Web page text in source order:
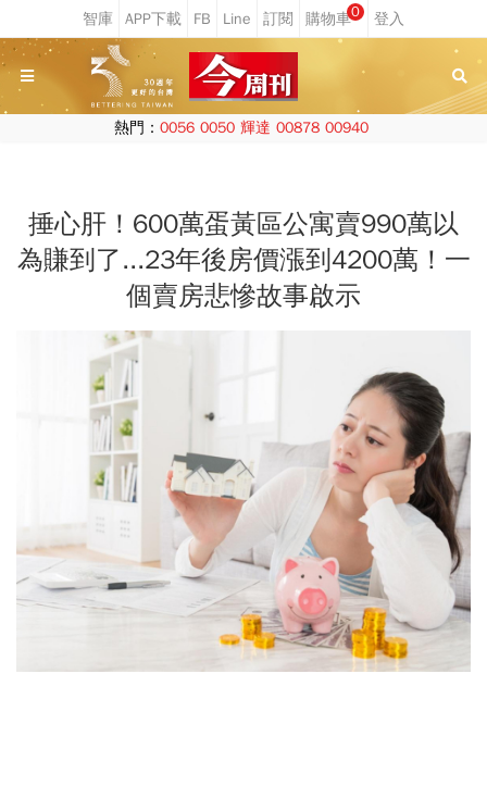
0
熱門： 0056 0050 輝達 00878 00940
捶心肝！600萬蛋黃區公寓賣990萬以
為賺到了...23年後房價漲到4200萬！一
個賣房悲慘故事啟示